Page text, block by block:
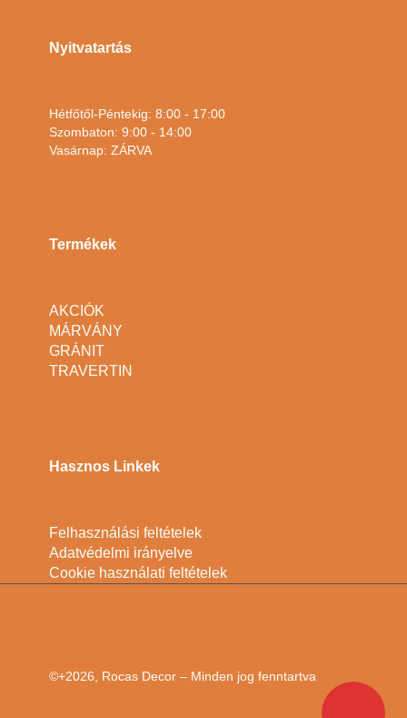
Nyitvatartás
Hétfőtől-Péntekig: 8:00 - 17:00
Szombaton: 9:00 - 14:00
Vasárnap: ZÁRVA
Termékek
AKCIÓK
MÁRVÁNY
GRÁNIT
TRAVERTIN
Hasznos Linkek
Felhasználási feltételek
Adatvédelmi irányelve
Cookie használati feltételek
©+2026, Rocas Decor – Minden jog fenntartva